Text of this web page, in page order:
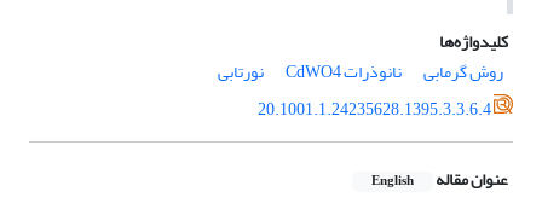
کلیدواژه‌ها
روش گرمابی
نانوذرات CdWO4
نورتابی
20.1001.1.24235628.1395.3.3.6.4
عنوان مقاله English